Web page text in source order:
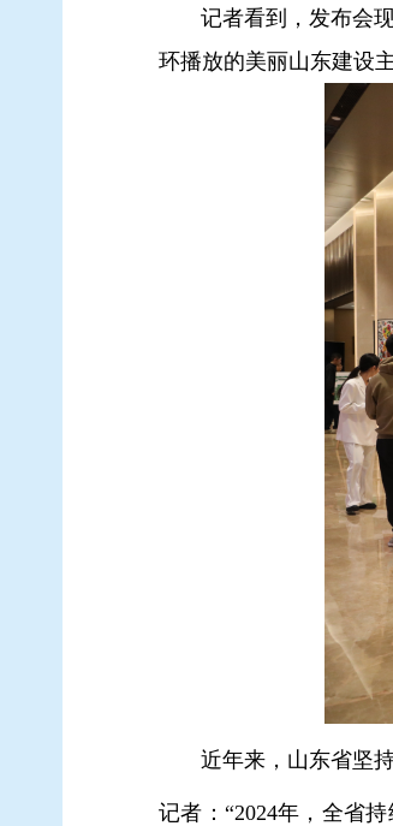
记者看到，发布会现
环播放的美丽山东建设
近年来，山东省坚
记者：“2024年，全省